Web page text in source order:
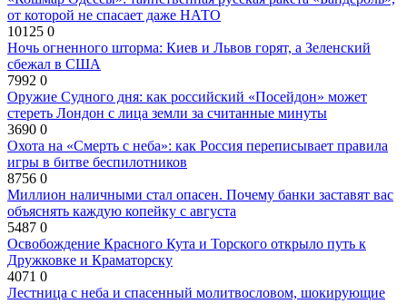
от которой не спасает даже НАТО
10125 0
Ночь огненного шторма: Киев и Львов горят, а Зеленский
сбежал в США
7992 0
Оружие Судного дня: как российский «Посейдон» может
стереть Лондон с лица земли за считанные минуты
3690 0
Охота на «Смерть с неба»: как Россия переписывает правила
игры в битве беспилотников
8756 0
Миллион наличными стал опасен. Почему банки заставят вас
объяснять каждую копейку с августа
5487 0
Освобождение Красного Кута и Торского открыло путь к
Дружковке и Краматорску
4071 0
Лестница с неба и спасенный молитвословом, шокирующие